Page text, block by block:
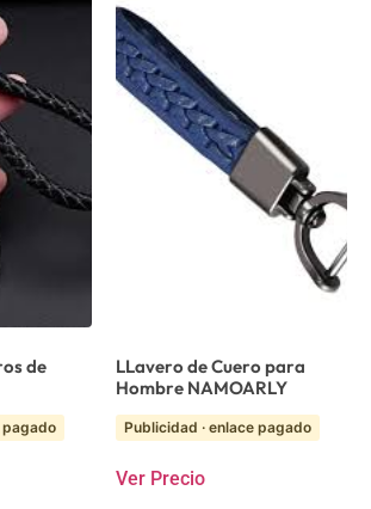
de
pagado
LLavero de Cuero para
Hombre NAMOARLY
Publicidad · enlace pagado
Ver Precio